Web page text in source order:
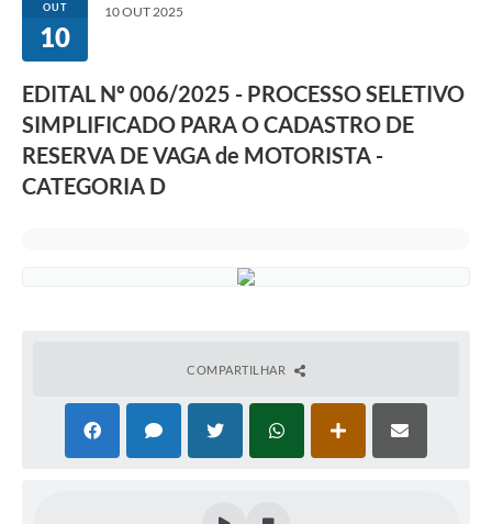
OUT
10
10 OUT 2025
EDITAL Nº 006/2025 - PROCESSO SELETIVO
SIMPLIFICADO PARA O CADASTRO DE
RESERVA DE VAGA de MOTORISTA -
CATEGORIA D
COMPARTILHAR